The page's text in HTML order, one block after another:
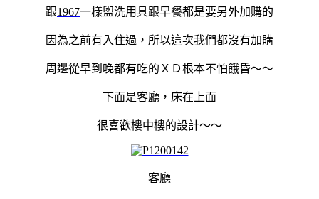
跟1967一樣盥洗用具跟早餐都是要另外加購的
因為之前有入住過，所以這次我們都沒有加購
周邊從早到晚都有吃的ＸＤ根本不怕餓昏～～
下面是客廳，床在上面
很喜歡樓中樓的設計～～
客廳